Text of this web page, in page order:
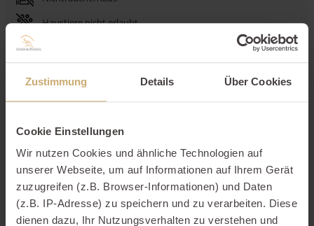
Zustimmung Details Über Cookies
Cookie Einstellungen
Wir nutzen Cookies und ähnliche Technologien auf
unserer Webseite, um auf Informationen auf Ihrem Gerät
zuzugreifen (z.B. Browser-Informationen) und Daten
(z.B. IP-Adresse) zu speichern und zu verarbeiten. Diese
dienen dazu, Ihr Nutzungsverhalten zu verstehen und
Haustiere nicht erlaubt
Beschreibung
Ausstattungen